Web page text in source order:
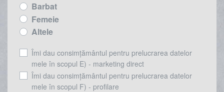
Barbat
Femeie
Altele
Îmi dau consimțământul pentru prelucrarea datelor
mele în scopul E) - marketing direct
Îmi dau consimțământul pentru prelucrarea datelor
mele în scopul F) - profilare